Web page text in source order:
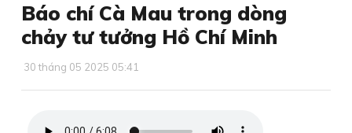
Báo chí Cà Mau trong dòng
chảy tư tưởng Hồ Chí Minh
30 tháng 05 2025 05:41